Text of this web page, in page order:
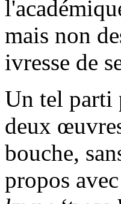
mais non
ivresse de
Un tel parti
deux
bouche,
propos